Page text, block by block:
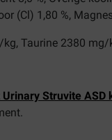
(Cl) 1,80 %,
Taurine 2380 mg/
Urinary Struvite ASD